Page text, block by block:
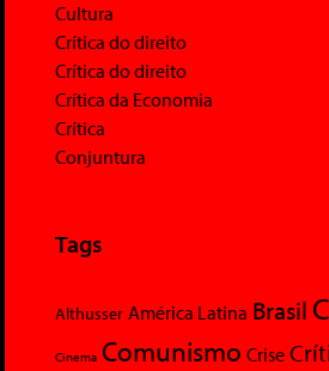
Cultura
Crítica do direito
Crítica do direito
Crítica da Economia
Crítica
Conjuntura
Tags
Althusser América Latina Brasil
Cinema Comunismo Crise